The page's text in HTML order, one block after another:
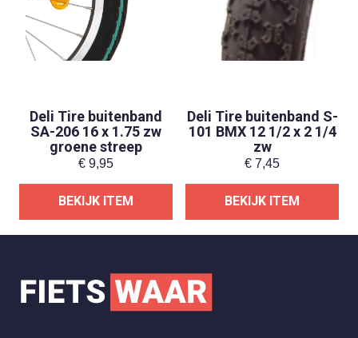
Deli Tire buitenband
SA-206 16 x 1.75 zw
groene streep
€ 9,95
BEKIJK ITEM
Deli Tire buitenband S-
101 BMX 12 1/2 x 2 1/4
zw
€ 7,45
BEKIJK ITEM